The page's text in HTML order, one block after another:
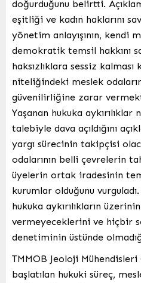
doğurduğunu belirtti.
eşitliği ve kadın haklarını
yönetim anlayışının, kendi
demokratik temsil hakkını
haksızlıklara sessiz kalması
niteliğindeki meslek
güvenilirliğine zarar
Yaşanan hukuka
talebiyle dava açıldığını
yargı sürecinin takipçisi
odalarının belli çevrelerin
üyelerin ortak iradesinin
kurumlar olduğunu
hukuka aykırılıkların
vermeyeceklerini ve hiçbir
denetiminin üstünde
TMMOB Jeoloji
başlatılan hukuki süreç,